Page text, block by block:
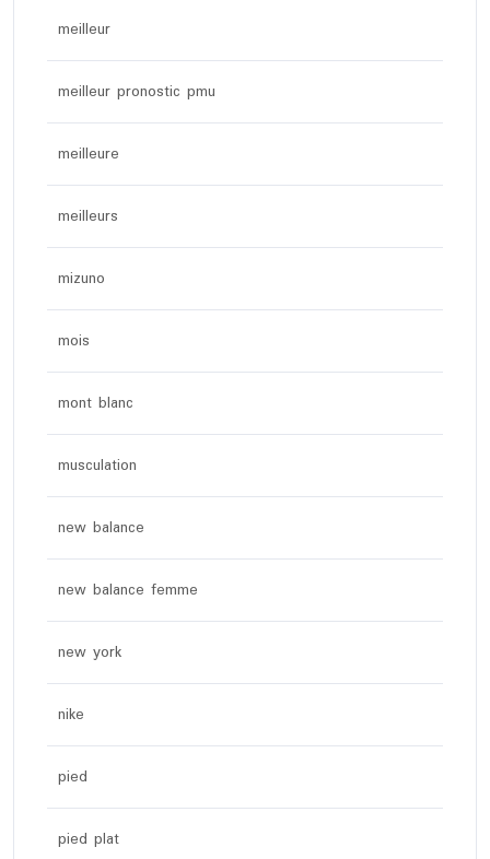
meilleur
meilleur pronostic pmu
meilleure
meilleurs
mizuno
mois
mont blanc
musculation
new balance
new balance femme
new york
nike
pied
pied plat